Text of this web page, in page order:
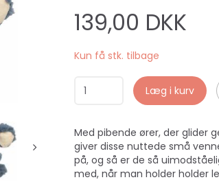
139,00 DKK
Kun få stk. tilbage
Læg i kurv
Med pibende ører, der glider
giver disse nuttede små
på, og så er de så
med, når man holder holder